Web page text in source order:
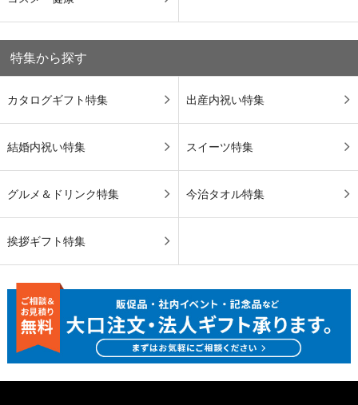
特集から探す
カタログギフト特集 出産内祝い特集
結婚内祝い特集 スイーツ特集
グルメ＆ドリンク特集 今治タオル特集
挨拶ギフト特集